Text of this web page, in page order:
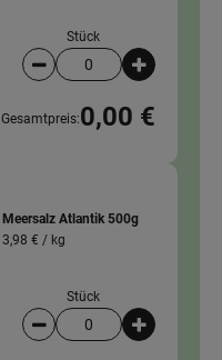
Stück
Artikelanzahl
Gesamtpreis:0,00 €
Meersalz Atlantik 500g
3,98 € / kg
Stück
Artikelanzahl